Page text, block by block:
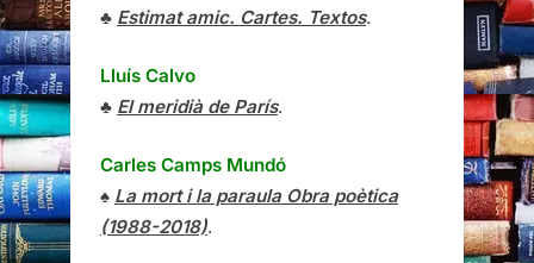
♣ Estimat amic. Cartes. Textos.
Lluís Calvo
♣ El meridià de París.
Carles Camps Mundó
♠ La mort i la paraula Obra poètica
(1988-2018).